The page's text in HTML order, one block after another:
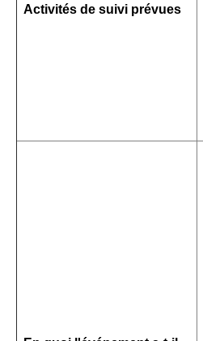
Activités de suivi prévues